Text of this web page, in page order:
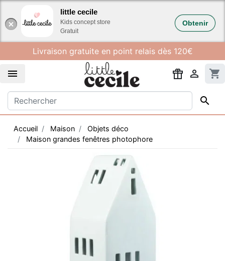
little cecile
Kids concept store
Gratuit
Obtenir
Livraison gratuite en point relais dès 120€
  shopping_cart

Accueil Maison
Objets déco
Maison grandes fenêtres photophore